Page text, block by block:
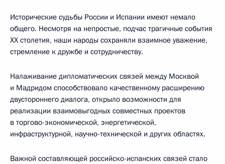
Исторические судьбы России и Испании имеют немало
общего. Несмотря на непростые, подчас трагичные события
XX столетия, наши народы сохраняли взаимное уважение,
стремление к дружбе и сотрудничеству.
Налаживание дипломатических связей между Москвой
и Мадридом способствовало качественному расширению
двустороннего диалога, открыло возможности для
реализации взаимовыгодных совместных проектов
в торгово-экономической, энергетической,
инфраструктурной, научно-технической и других областях.
Важной составляющей российско-испанских связей стало